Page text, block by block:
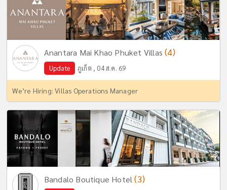
Anantara Mai Khao Phuket Villas(4)
Update ภูเก็ต , 04 ส.ค. 69
We’re Hiring: Villas Operations Manager
Bandalo Boutique Hotel(3)